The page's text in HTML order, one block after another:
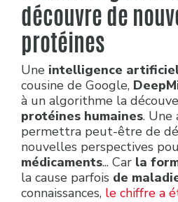
découvre de
protéines
Une intelligence
cousine de Google,
à un algorithme la
protéines humaines. Une
permettra peut-être de
nouvelles perspectives
médicaments... Car la
la cause parfois de
connaissances, le chiffre a